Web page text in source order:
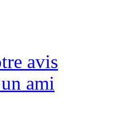
avis
ami